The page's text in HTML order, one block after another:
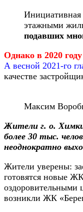
Инициативная
этажными
подавших
Однако в 2020
А весной 2021-го
качестве
Максим
Жители г. о.
более 30 тыс.
неоднократно
Жители уверены:
готовятся новые
оздоровительными
возникли ЖК